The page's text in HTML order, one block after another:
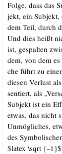
Fol­ge, dass das
jekt, ein Sub­jekt,
dem Teil, durch
Und dies heißt
ist, gespal­ten
dem, von dem
che führt zu
die­sen Ver­lust
sen­tiert, als
Sub­jekt ist ein
etwas, das nicht
Unmög­li­ches,
des
$latex \sqrt {–